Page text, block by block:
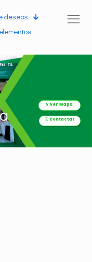
deseos
Contactar
Ver Mapa